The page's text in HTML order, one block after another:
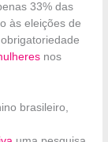
33% das
às eleições de
nos
brasileiro,